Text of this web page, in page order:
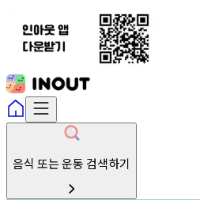
음식 또는 운동 검색하기